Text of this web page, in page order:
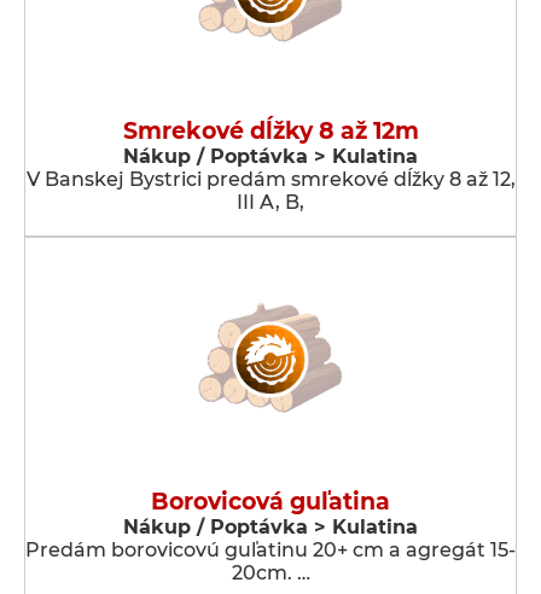
Smrekové dĺžky 8 až 12m
Nákup / Poptávka > Kulatina
V Banskej Bystrici predám smrekové dĺžky 8 až 12,
III A, B,
Borovicová guľatina
Nákup / Poptávka > Kulatina
Predám borovicovú guľatinu 20+ cm a agregát 15-
20cm. …